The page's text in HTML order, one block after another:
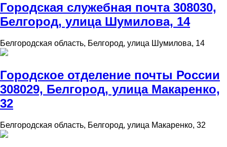
Городская служебная почта 308030,
Белгород, улица Шумилова, 14
Белгородская область, Белгород, улица Шумилова, 14
Городское отделение почты России
308029, Белгород, улица Макаренко,
32
Белгородская область, Белгород, улица Макаренко, 32